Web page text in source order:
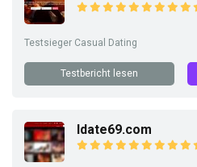
Testsieger Casual Dating
Testbericht lesen
Idate69.com